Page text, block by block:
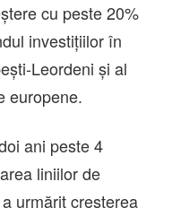
cu peste 20%
investițiilor în
Leordeni și al
europene.
ani peste 4
liniilor de
urmărit creșterea